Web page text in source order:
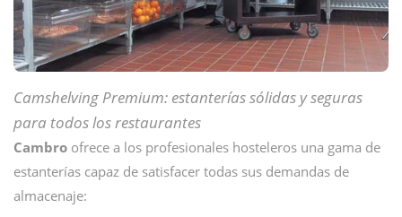
Camshelving Premium: estanterías sólidas y seguras
para todos los restaurantes
Cambro ofrece a los profesionales hosteleros una gama de
estanterías capaz de satisfacer todas sus demandas de
almacenaje: